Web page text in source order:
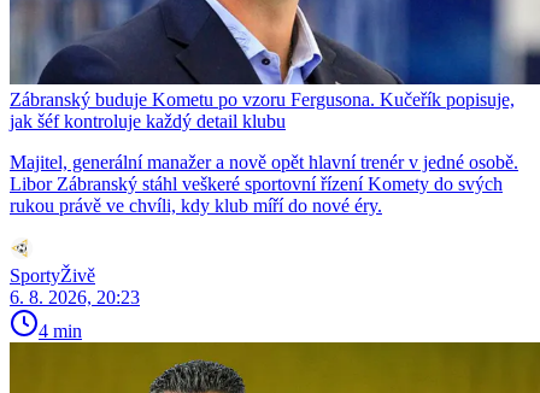
Zábranský buduje Kometu po vzoru Fergusona. Kučeřík popisuje,
jak šéf kontroluje každý detail klubu
Majitel, generální manažer a nově opět hlavní trenér v jedné osobě.
Libor Zábranský stáhl veškeré sportovní řízení Komety do svých
rukou právě ve chvíli, kdy klub míří do nové éry.
SportyŽivě
6. 8. 2026, 20:23
4 min